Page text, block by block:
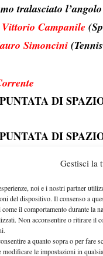
Gestisci la
noi e i nostri partner
del dispositivo. Il consenso a
come il comportamento durante la
Non acconsentire o ritirare il
a quanto sopra o per fare
le impostazioni in
tralasciato
Vittorio Campanile
Simoncini
DI
DI
DI